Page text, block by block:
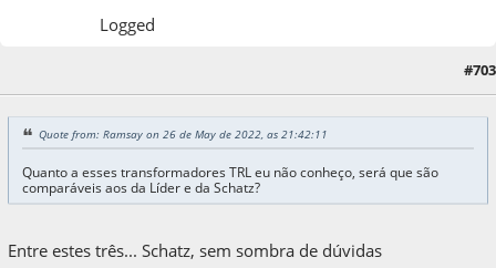
Logged
#703
Quote from: Ramsay on 26 de May de 2022, as 21:42:11
Quanto a esses transformadores TRL eu não conheço, será que são
comparáveis aos da Líder e da Schatz?
Entre estes três... Schatz, sem sombra de dúvidas